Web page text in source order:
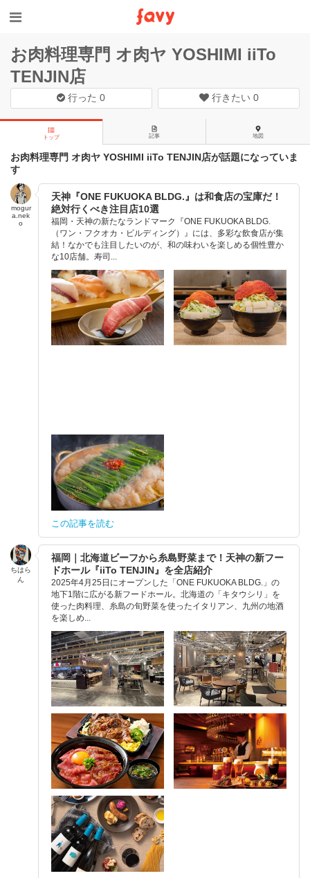
お肉料理専門 オ肉ヤ YOSHIMI iiTo
TENJIN店
行った0 行きたい 0
トップ 記事 地図
お肉料理専門 オ肉ヤ YOSHIMI iiTo TENJIN店が話題になっていま
す
mogur
a.nek
o
天神『ONE FUKUOKA BLDG.』は和食店の宝庫だ！
絶対行くべき注目店10選
福岡・天神の新たなランドマーク『ONE FUKUOKA BLDG.
（ワン・フクオカ・ビルディング）』には、多彩な飲食店が集
結！なかでも注目したいのが、和の味わいを楽しめる個性豊か
な10店舗。寿司...
この記事を読む
ちはら
ん
福岡｜北海道ビーフから糸島野菜まで！天神の新フー
ドホール『iiTo TENJIN』を全店紹介
2025年4月25日にオープンした「ONE FUKUOKA BLDG.」の
地下1階に広がる新フードホール。北海道の「キタウシリ」を
使った肉料理、糸島の旬野菜を使ったイタリアン、九州の地酒
を楽しめ...